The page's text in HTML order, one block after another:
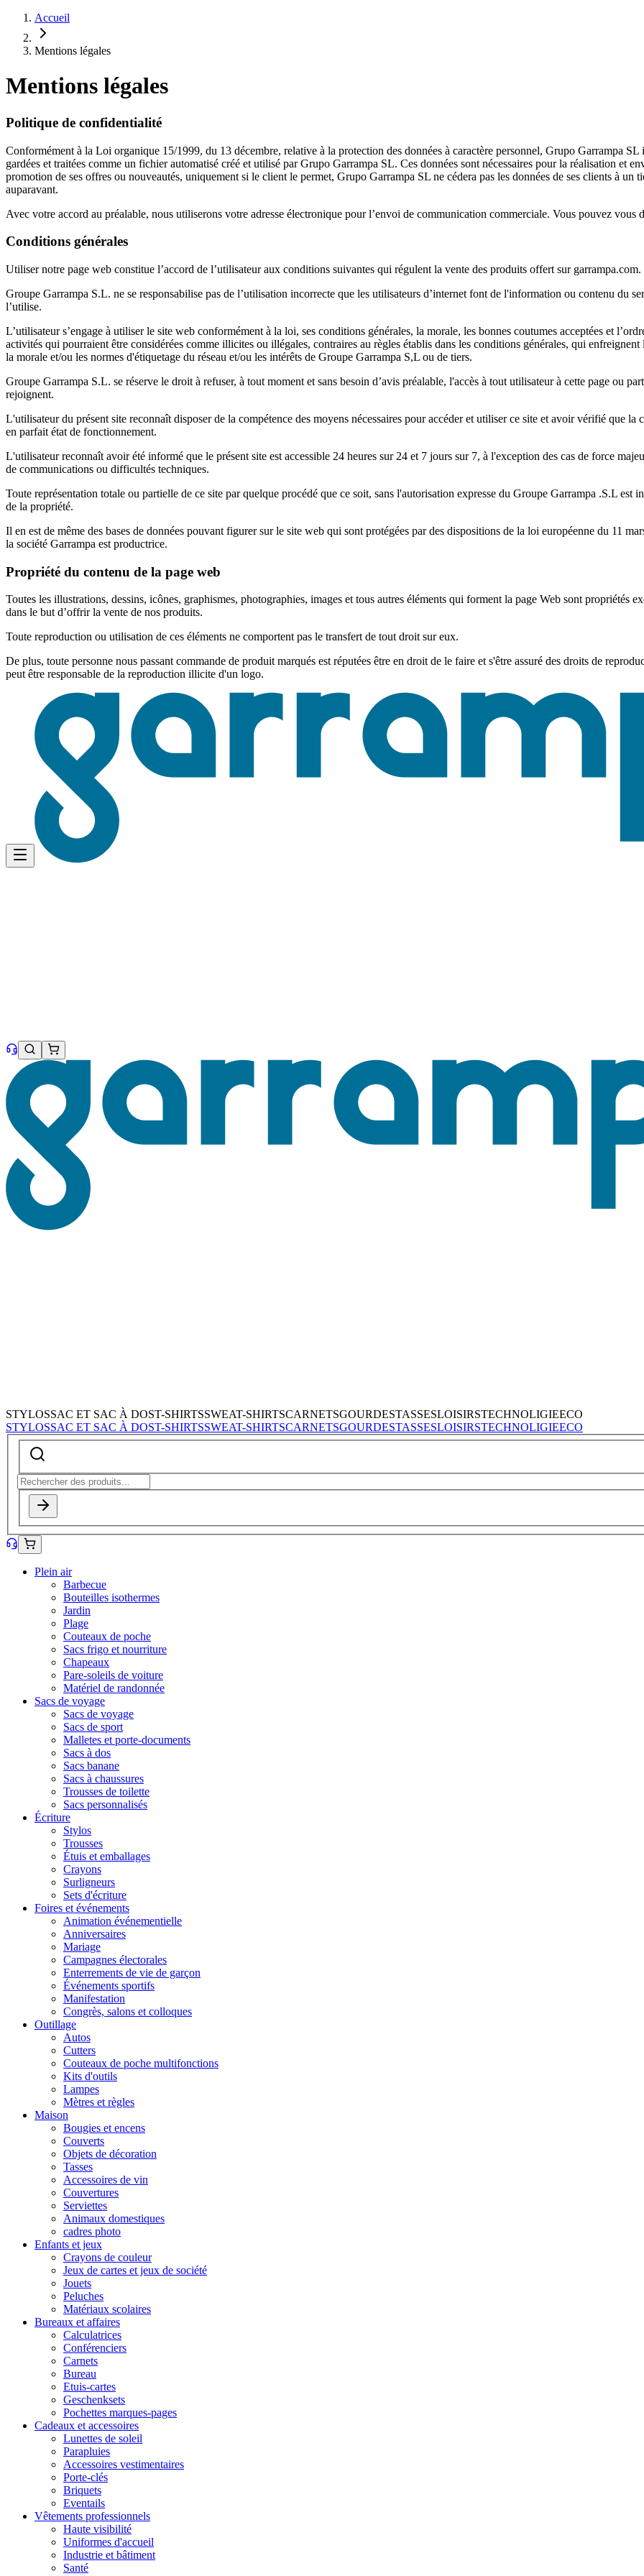
Accueil
Mentions légales
Mentions légales
Politique de confidentialité
Conformément à la Loi organique 15/1999, du 13 décembre, relative à la protection des données à caractère personnel, Grupo Garrampa
gardées et traitées comme un fichier automatisé créé et utilisé par Grupo Garrampa SL. Ces données sont nécessaires pour la réalisation et
promotion de ses offres ou nouveautés, uniquement si le client le permet, Grupo Garrampa SL ne cédera pas les données de ses clients à un
auparavant.
Avec votre accord au préalable, nous utiliserons votre adresse électronique pour l’envoi de communication commerciale. Vous pouvez vous
Conditions générales
Utiliser notre page web constitue l’accord de l’utilisateur aux conditions suivantes qui régulent la vente des produits offert sur
Groupe Garrampa S.L. ne se responsabilise pas de l’utilisation incorrecte que les utilisateurs d’internet font de l'information ou contenu du
l’utilise.
L’utilisateur s’engage à utiliser le site web conformément à la loi, ses conditions générales, la morale, les bonnes coutumes acceptées et
activités qui pourraient être considérées comme illicites ou illégales, contraires au règles établis dans les conditions générales, qui
la morale et/ou les normes d'étiquetage du réseau et/ou les intérêts de Groupe Garrampa S,L ou de tiers.
Groupe Garrampa S.L. se réserve le droit à refuser, à tout moment et sans besoin d’avis préalable, l'accès à tout utilisateur à cette page ou
rejoignent.
L'utilisateur du présent site reconnaît disposer de la compétence des moyens nécessaires pour accéder et utiliser ce site et avoir vérifié que
en parfait état de fonctionnement.
L'utilisateur reconnaît avoir été informé que le présent site est accessible 24 heures sur 24 et 7 jours sur 7, à l'exception des cas de force
de communications ou difficultés techniques.
Toute représentation totale ou partielle de ce site par quelque procédé que ce soit, sans l'autorisation expresse du Groupe Garrampa .S.L est
de la propriété.
Il en est de même des bases de données pouvant figurer sur le site web qui sont protégées par des dispositions de la loi européenne du 11
la société Garrampa est productrice.
Propriété du contenu de la page web
Toutes les illustrations, dessins, icônes, graphismes, photographies, images et tous autres éléments qui forment la page Web sont propriétés
dans le but d’offrir la vente de nos produits.
Toute reproduction ou utilisation de ces éléments ne comportent pas le transfert de tout droit sur eux.
De plus, toute personne nous passant commande de produit marqués est réputées être en droit de le faire et s'être assuré des droits de
peut être responsable de la reproduction illicite d'un logo.
STYLOSSAC ET SAC À DOST-SHIRTSSWEAT-SHIRTSCARNETSGOURDESTASSESLOISIRSTECHNOLIGIEECO
STYLOSSAC ET SAC À DOST-SHIRTSSWEAT-SHIRTSCARNETSGOURDESTASSESLOISIRSTECHNOLIGIEECO
Plein air
Barbecue
Bouteilles isothermes
Jardin
Plage
Couteaux de poche
Sacs frigo et nourriture
Chapeaux
Pare-soleils de voiture
Matériel de randonnée
Sacs de voyage
Sacs de voyage
Sacs de sport
Malletes et porte-documents
Sacs à dos
Sacs banane
Sacs à chaussures
Trousses de toilette
Sacs personnalisés
Écriture
Stylos
Trousses
Étuis et emballages
Crayons
Surligneurs
Sets d'écriture
Foires et événements
Animation événementielle
Anniversaires
Mariage
Campagnes électorales
Enterrements de vie de garçon
Événements sportifs
Manifestation
Congrès, salons et colloques
Outillage
Autos
Cutters
Couteaux de poche multifonctions
Kits d'outils
Lampes
Mètres et règles
Maison
Bougies et encens
Couverts
Objets de décoration
Tasses
Accessoires de vin
Couvertures
Serviettes
Animaux domestiques
cadres photo
Enfants et jeux
Crayons de couleur
Jeux de cartes et jeux de société
Jouets
Peluches
Matériaux scolaires
Bureaux et affaires
Calculatrices
Conférenciers
Carnets
Bureau
Etuis-cartes
Geschenksets
Pochettes marques-pages
Cadeaux et accessoires
Lunettes de soleil
Parapluies
Accessoires vestimentaires
Porte-clés
Briquets
Eventails
Vêtements professionnels
Haute visibilité
Uniformes d'accueil
Industrie et bâtiment
Santé